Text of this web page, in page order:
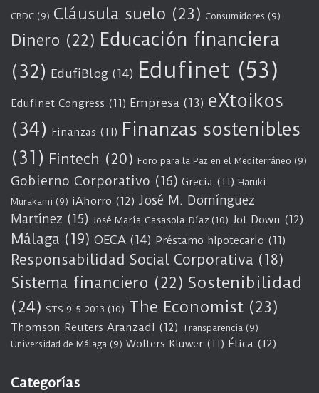
CBDC (9) Cláusula suelo (23) Consumidores (9)
Dinero (22) Educación financiera
(32) EdufiBlog (14) Edufinet (53)
Edufinet Congress (11) Empresa (13) eXtoikos
(34) Finanzas (11) Finanzas sostenibles
(31) Fintech (20) Foro para la Paz en el Mediterráneo (9)
Gobierno Corporativo (16) Grecia (11) Haruki
Murakami (9) iAhorro (12) José M. Domínguez
Martínez (15) José María Casasola Díaz (10) Jot Down (12)
Málaga (19) OECA (14) Préstamo hipotecario (11)
Responsabilidad Social Corporativa (18)
Sistema financiero (22) Sostenibilidad
(24) STS 9-5-2013 (10) The Economist (23)
Thomson Reuters Aranzadi (12) Transparencia (9)
Universidad de Málaga (9) Wolters Kluwer (11) Ética (12)
Categorías